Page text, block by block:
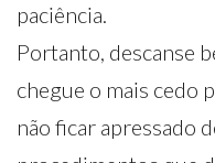
paciência.
Portanto, descanse
chegue o mais cedo
não ficar apressado